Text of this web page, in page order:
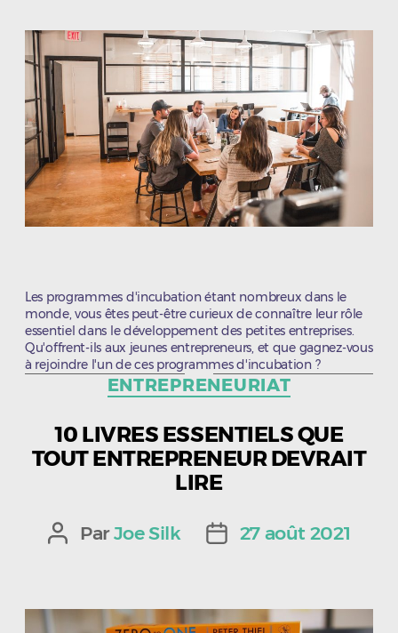
Les programmes d'incubation étant nombreux dans le
monde, vous êtes peut-être curieux de connaître leur rôle
essentiel dans le développement des petites entreprises.
Qu'offrent-ils aux jeunes entrepreneurs, et que gagnez-vous
à rejoindre l'un de ces programmes d'incubation ?
Catégories
ENTREPRENEURIAT
10 LIVRES ESSENTIELS QUE
TOUT ENTREPRENEUR DEVRAIT
LIRE
Auteur
ParJoe Silk
Date27 août 2021